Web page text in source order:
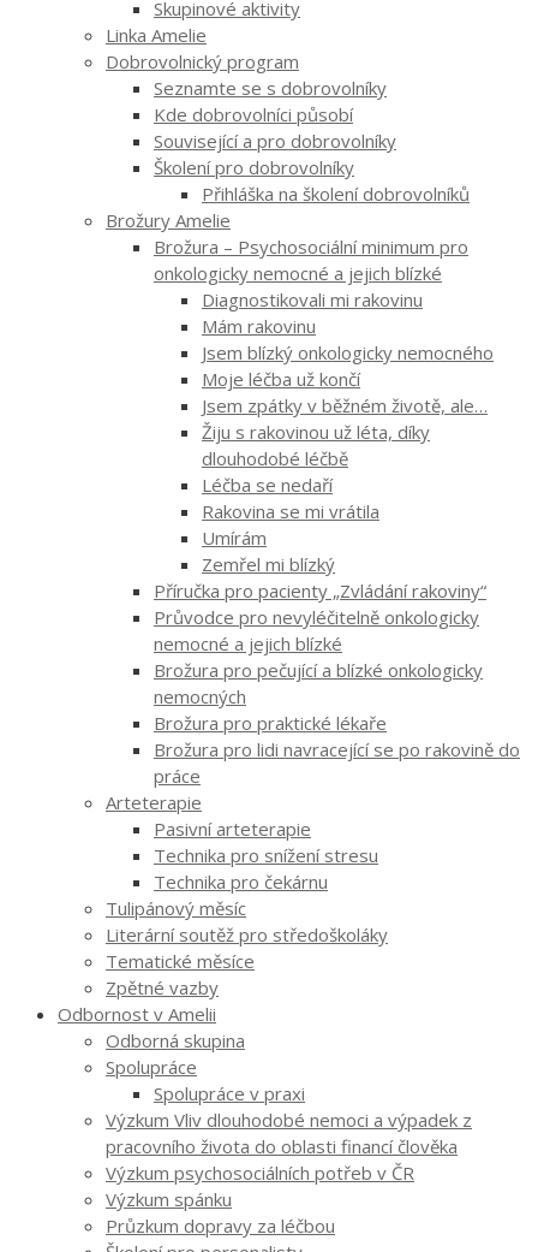
Skupinové aktivity
Linka Amelie
Dobrovolnický program
Seznamte se s dobrovolníky
Kde dobrovolníci působí
Související a pro dobrovolníky
Školení pro dobrovolníky
Přihláška na školení dobrovolníků
Brožury Amelie
Brožura – Psychosociální minimum pro
onkologicky nemocné a jejich blízké
Diagnostikovali mi rakovinu
Mám rakovinu
Jsem blízký onkologicky nemocného
Moje léčba už končí
Jsem zpátky v běžném životě, ale…
Žiju s rakovinou už léta, díky
dlouhodobé léčbě
Léčba se nedaří
Rakovina se mi vrátila
Umírám
Zemřel mi blízký
Příručka pro pacienty „Zvládání rakoviny“
Průvodce pro nevyléčitelně onkologicky
nemocné a jejich blízké
Brožura pro pečující a blízké onkologicky
nemocných
Brožura pro praktické lékaře
Brožura pro lidi navracející se po rakovině do
práce
Arteterapie
Pasivní arteterapie
Technika pro snížení stresu
Technika pro čekárnu
Tulipánový měsíc
Literární soutěž pro středoškoláky
Tematické měsíce
Zpětné vazby
Odbornost v Amelii
Odborná skupina
Spolupráce
Spolupráce v praxi
Výzkum Vliv dlouhodobé nemoci a výpadek z
pracovního života do oblasti financí člověka
Výzkum psychosociálních potřeb v ČR
Výzkum spánku
Průzkum dopravy za léčbou